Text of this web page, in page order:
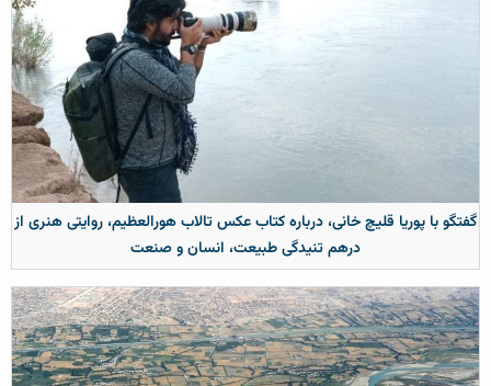
گفتگو با پوریا قلیچ خانی، درباره کتاب عکس تالاب هورالعظیم، روایتی هنری از
درهم تنیدگی طبیعت، انسان و صنعت